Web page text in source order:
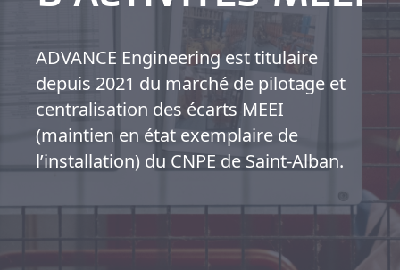
ADVANCE Engineering est titulaire
depuis 2021 du marché de pilotage et
centralisation des écarts MEEI
(maintien en état exemplaire de
l’installation) du CNPE de Saint-Alban.